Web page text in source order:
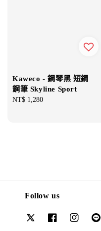
Kaweco - 鋼琴黑 短鋼
鋼筆 Skyline Sport
Regular
NT$ 1,280
Follow us